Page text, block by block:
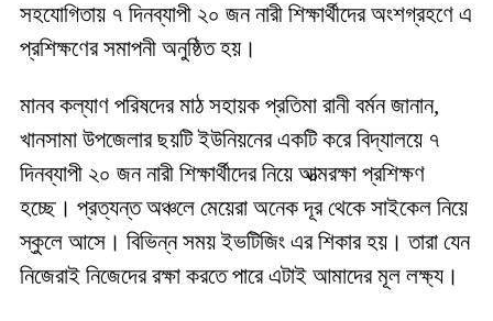
সহযোগিতায় ৭ দিনব্যাপী ২০ জন নারী শিক্ষার্থীদের অংশগ্রহণে এ
প্রশিক্ষণের সমাপনী অনুষ্ঠিত হয়।
মানব কল্যাণ পরিষদের মাঠ সহায়ক প্রতিমা রানী বর্মন জানান,
খানসামা উপজেলার ছয়টি ইউনিয়নের একটি করে বিদ্যালয়ে ৭
দিনব্যাপী ২০ জন নারী শিক্ষার্থীদের নিয়ে আত্মরক্ষা প্রশিক্ষণ
হচ্ছে। প্রত্যন্ত অঞ্চলে মেয়েরা অনেক দূর থেকে সাইকেল নিয়ে
স্কুলে আসে। বিভিন্ন সময় ইভটিজিং এর শিকার হয়। তারা যেন
নিজেরাই নিজেদের রক্ষা করতে পারে এটাই আমাদের মূল লক্ষ্য।